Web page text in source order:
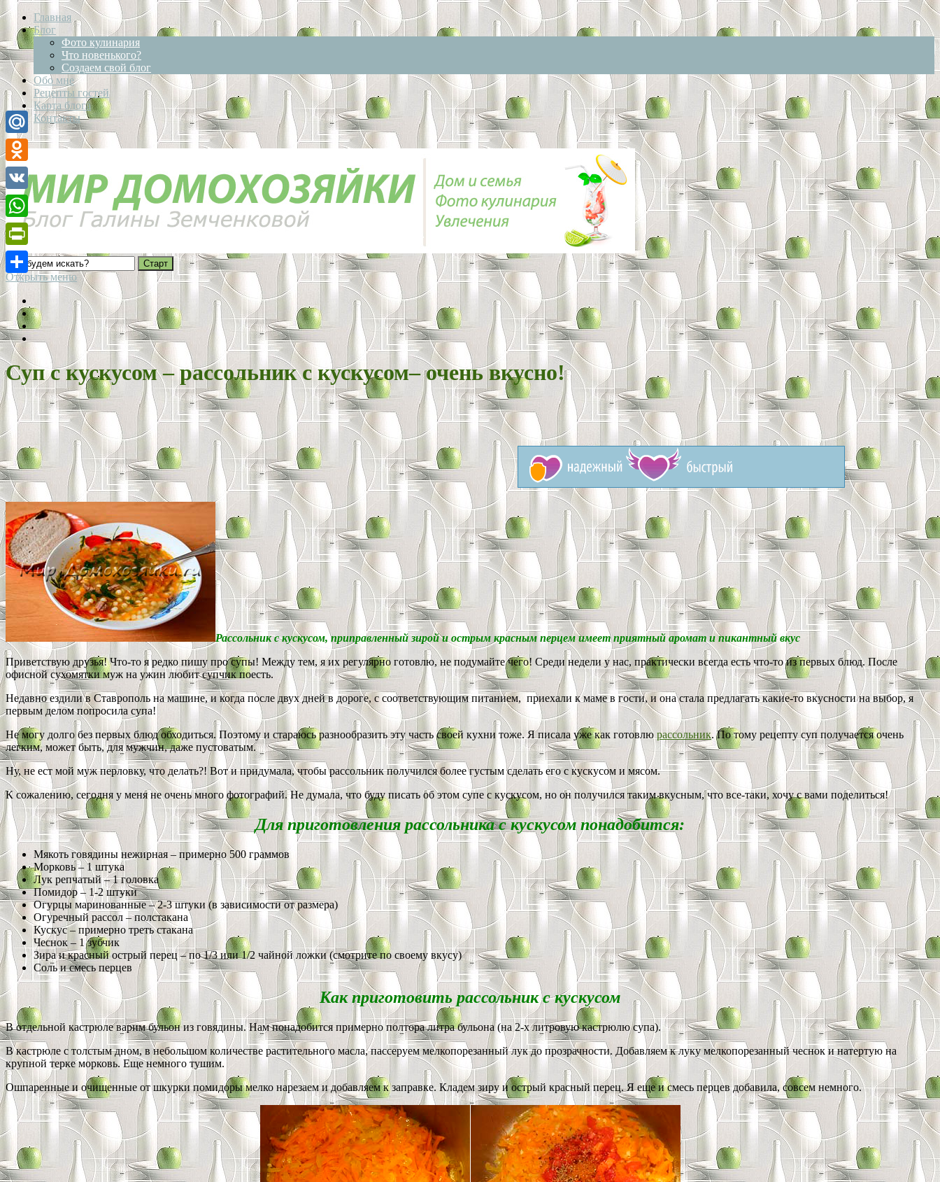
Главная
Блог
Фото кулинария
Что новенького?
Создаем свой блог
Обо мне
Рецепты гостей
Карта блога
Контакты
Открыть меню
Суп с кускусом – рассольник с кускусом– очень вкусно!
Рассольник с кускусом, приправленный зирой и острым красным перцем имеет приятный аромат и пикантный вкус
Приветствую друзья! Что-то я редко пишу про супы! Между тем, я их регулярно готовлю, не подумайте чего! Среди недели у нас, практически всегда есть что-то из первых блюд. После
офисной сухомятки муж на ужин любит супчик поесть.
Недавно ездили в Ставрополь на машине, и когда после двух дней в дороге, с соответствующим питанием, приехали к маме в гости, и она стала предлагать какие-то вкусности на выбор, я
первым делом попросила супа!
Не могу долго без первых блюд обходиться. Поэтому и стараюсь разнообразить эту часть своей кухни тоже. Я писала уже как готовлю рассольник. По тому рецепту суп получается очень
легким, может быть, для мужчин, даже пустоватым.
Ну, не ест мой муж перловку, что делать?! Вот и придумала, чтобы рассольник получился более густым сделать его с кускусом и мясом.
К сожалению, сегодня у меня не очень много фотографий. Не думала, что буду писать об этом супе с кускусом, но он получился таким вкусным, что все-таки, хочу с вами поделиться!
Для приготовления рассольника с кускусом понадобится:
Мякоть говядины нежирная – примерно 500 граммов
Морковь – 1 штука
Лук репчатый – 1 головка
Помидор – 1-2 штуки
Огурцы маринованные – 2-3 штуки (в зависимости от размера)
Огуречный рассол – полстакана
Кускус – примерно треть стакана
Чеснок – 1 зубчик
Зира и красный острый перец – по 1/3 или 1/2 чайной ложки (смотрите по своему вкусу)
Соль и смесь перцев
Как приготовить рассольник с кускусом
В отдельной кастрюле варим бульон из говядины. Нам понадобится примерно полтора литра бульона (на 2-х литровую кастрюлю супа).
В кастрюле с толстым дном, в небольшом количестве растительного масла, пассеруем мелкопорезанный лук до прозрачности. Добавляем к луку мелкопорезанный чеснок и натертую на
крупной терке морковь. Еще немного тушим.
Ошпаренные и очищенные от шкурки помидоры мелко нарезаем и добавляем к заправке. Кладем зиру и острый красный перец. Я еще и смесь перцев добавила, совсем немного.
Mail.Ru
Odnoklassniki
VK
WhatsApp
PrintFriendly
Отправить